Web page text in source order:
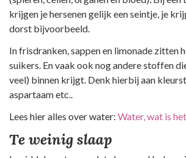
krijgen je hersenen gelijk een seintje, je
dorst bijvoorbeeld.
In frisdranken, sappen en limonade zitten
suikers. En vaak ook nog andere stoffen
veel) binnen krijgt. Denk hierbij aan
aspartaam etc..
Lees hier alles over water: Water, wat is
Te weinig slaap